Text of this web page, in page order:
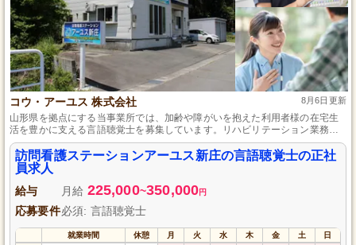
コウ・アーユス 株式会社 8月6日更新
山形県を拠点にする当事業所では、加齢や障がいを抱えた利用者様の在宅生
活を豊かに支える言語聴覚士を募集しています。リハビリテーション業務を
中心に、発声の練習や嚥下障害予防のアドバイス、家族や介護担当者への助
言まで幅広く行います。専門資格を持つ方には手厚い福利厚生と資格手当も
ご用意し、一人ひとりの利用者様とじっくり向き合える環境がここにはあり
ます。
訪問看護ステーションアーユス新庄の言語聴覚士の正社
員求人
給与 月給 225,000~350,000円
応募要件必須: 言語聴覚士
就業時間 休憩 月 火 水 木 金 土 日